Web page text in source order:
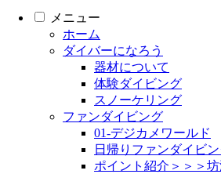
メニュー
ホーム
ダイバーになろう
器材について
体験ダイビング
スノーケリング
ファンダイビング
01-デジカメワールド
日帰りファンダイビ
ポイント紹介＞＞＞